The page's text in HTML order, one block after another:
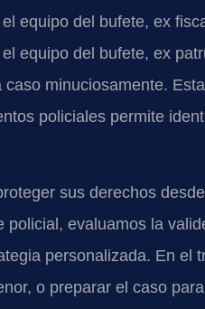
equipo del bufete, ex
equipo del bufete, ex
minuciosamente.
policiales permite
sus derechos
policial, evaluamos la
personalizada. En el
o preparar el caso